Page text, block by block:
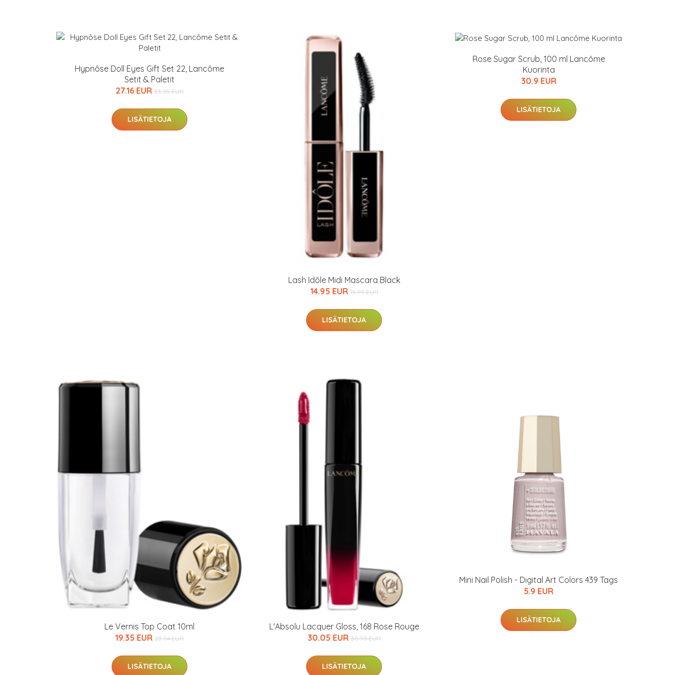
Hypnôse Doll Eyes Gift Set 22, Lancôme
Setit & Paletit
27.16 EUR 33.95 EUR
LISÄTIETOJA
Lash Idôle Midi Mascara Black
14.95 EUR 15.95 EUR
LISÄTIETOJA
Rose Sugar Scrub, 100 ml Lancôme
Kuorinta
30.9 EUR
LISÄTIETOJA
Le Vernis Top Coat 10ml
19.35 EUR 23.94 EUR
LISÄTIETOJA
L'Absolu Lacquer Gloss, 168 Rose Rouge
30.05 EUR 30.95 EUR
LISÄTIETOJA
Mini Nail Polish - Digital Art Colors 439 Tags
5.9 EUR
LISÄTIETOJA
KATSO TARJOUS